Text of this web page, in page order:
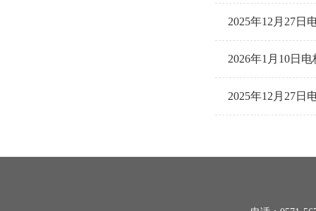
2025年12月27日
2026年1月10日
2025年12月27日